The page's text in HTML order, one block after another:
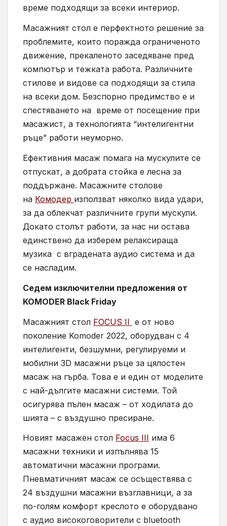
време подходящи за всеки интериор.
Масажният стол е перфектното решение за
проблемите, които поражда ограниченото
движение, прекаленото заседяване пред
компютър и тежката работа. Различните
стилове и видове са подходящи за стила
на всеки дом. Безспорно предимство е и
спестяването на време от посещение при
масажист, а технологията “интелигентни
ръце” работи неуморно.
Ефективния масаж помага на мускулите се
отпускат, а добрата стойка е лесна за
поддържане. Масажните столове
на Комодер използват няколко вида удари,
за да облекчат различните групи мускули.
Докато столът работи, за нас ни остава
единствено да изберем релаксираща
музика с вградената аудио система и да
се насладим.
Седем изключителни предложения от
KOMODER Black Friday
Масажният стол FOCUS II е от ново
поколение Komoder 2022, оборудван с 4
интелигенти, безшумни, регулируеми и
мобилни 3D масажни ръце за цялостен
масаж на гърба. Това е и един от моделите
с най-дългите масажни системи. Той
осигурява пълен масаж – от ходилата до
шията – с въздушно пресиране.
Новият масажен стол Focus III има 6
масажни техники и изпълнява 15
автоматични масажни програми.
Пневматичният масаж се осъществява с
24 въздушни масажни възглавници, а за
по-голям комфорт креслото е оборудвано
с аудио високоговорители с bluetooth